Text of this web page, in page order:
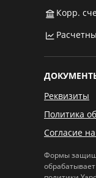
Корр.
Реквизиты
Политика
Согласие
Формы